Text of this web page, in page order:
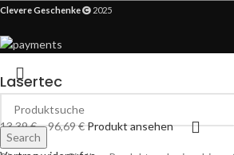
Clevere Geschenke 2025
Search
Lasertec
13,39€–96,69€Produkt ansehen